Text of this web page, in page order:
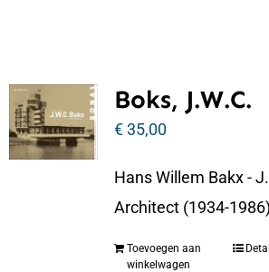
Boks, J.W.C.
€35,00
Hans Willem Bakx -
Architect (1934-1986)
Toevoegen aan
winkelwagen